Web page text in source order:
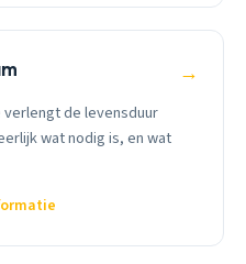
→
verlengt de levensduur
wat nodig is, en wat